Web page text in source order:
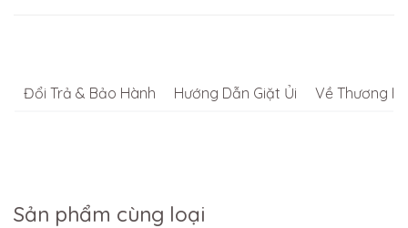
Đổi Trả & Bảo Hành Hướng Dẫn Giặt Ủi Về Thương
Sản phẩm cùng loại